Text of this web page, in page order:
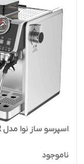
اسپرسو ساز نوا مدل NCM-164EXPGR
ناموجود